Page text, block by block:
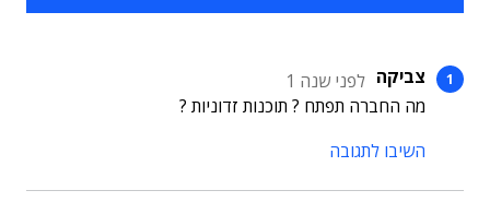
צביקה לפני שנה 1
מה החברה תפתח ? תוכנות זדוניות ?
השיבו לתגובה